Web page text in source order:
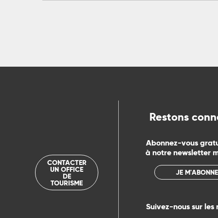
CONTACTER
UN OFFICE
DE
TOURISME
Restons
Abonnez-vous
à notre newsletter
JE M'ABONNE
Suivez-nous sur les